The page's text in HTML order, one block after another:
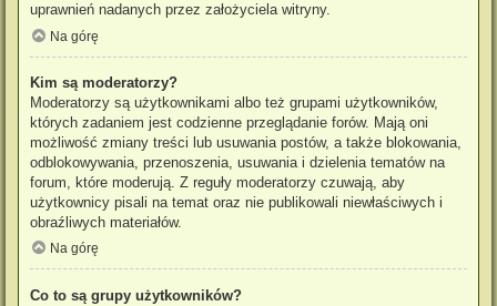
uprawnień nadanych przez założyciela witryny.
Na górę
Kim są moderatorzy?
Moderatorzy są użytkownikami albo też grupami użytkowników,
których zadaniem jest codzienne przeglądanie forów. Mają oni
możliwość zmiany treści lub usuwania postów, a także blokowania,
odblokowywania, przenoszenia, usuwania i dzielenia tematów na
forum, które moderują. Z reguły moderatorzy czuwają, aby
użytkownicy pisali na temat oraz nie publikowali niewłaściwych i
obraźliwych materiałów.
Na górę
Co to są grupy użytkowników?